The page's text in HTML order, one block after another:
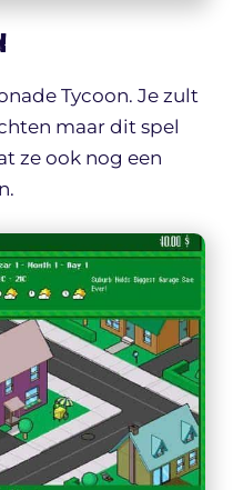
Tycoon. Je zult
maar dit spel
ze ook nog een